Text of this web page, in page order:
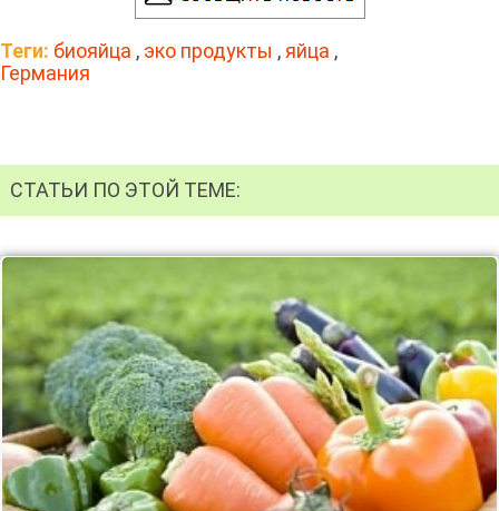
Теги: биояйца , эко продукты ,яйца ,
Германия
СТАТЬИ ПО ЭТОЙ ТЕМЕ: